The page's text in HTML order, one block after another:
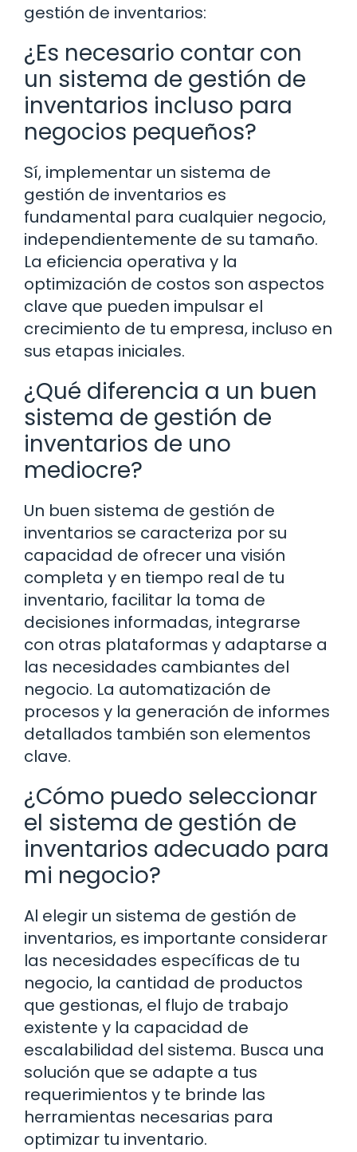
gestión de inventarios:
¿Es necesario contar con
un sistema de gestión de
inventarios incluso para
negocios pequeños?
Sí, implementar un sistema de
gestión de inventarios es
fundamental para cualquier negocio,
independientemente de su tamaño.
La eficiencia operativa y la
optimización de costos son aspectos
clave que pueden impulsar el
crecimiento de tu empresa, incluso en
sus etapas iniciales.
¿Qué diferencia a un buen
sistema de gestión de
inventarios de uno
mediocre?
Un buen sistema de gestión de
inventarios se caracteriza por su
capacidad de ofrecer una visión
completa y en tiempo real de tu
inventario, facilitar la toma de
decisiones informadas, integrarse
con otras plataformas y adaptarse a
las necesidades cambiantes del
negocio. La automatización de
procesos y la generación de informes
detallados también son elementos
clave.
¿Cómo puedo seleccionar
el sistema de gestión de
inventarios adecuado para
mi negocio?
Al elegir un sistema de gestión de
inventarios, es importante considerar
las necesidades específicas de tu
negocio, la cantidad de productos
que gestionas, el flujo de trabajo
existente y la capacidad de
escalabilidad del sistema. Busca una
solución que se adapte a tus
requerimientos y te brinde las
herramientas necesarias para
optimizar tu inventario.